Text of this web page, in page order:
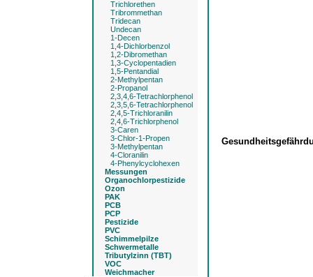
Trichlorethen
Tribrommethan
Tridecan
Undecan
1-Decen
1,4-Dichlorbenzol
1,2-Dibromethan
1,3-Cyclopentadien
1,5-Pentandial
2-Methylpentan
2-Propanol
2,3,4,6-Tetrachlorphenol
2,3,5,6-Tetrachlorphenol
2,4,5-Trichloranilin
2,4,6-Trichlorphenol
3-Caren
3-Chlor-1-Propen
3-Methylpentan
4-Cloranilin
4-Phenylcyclohexen
Messungen
Organochlorpestizide
Ozon
PAK
PCB
PCP
Pestizide
PVC
Schimmelpilze
Schwermetalle
Tributylzinn (TBT)
VOC
Weichmacher